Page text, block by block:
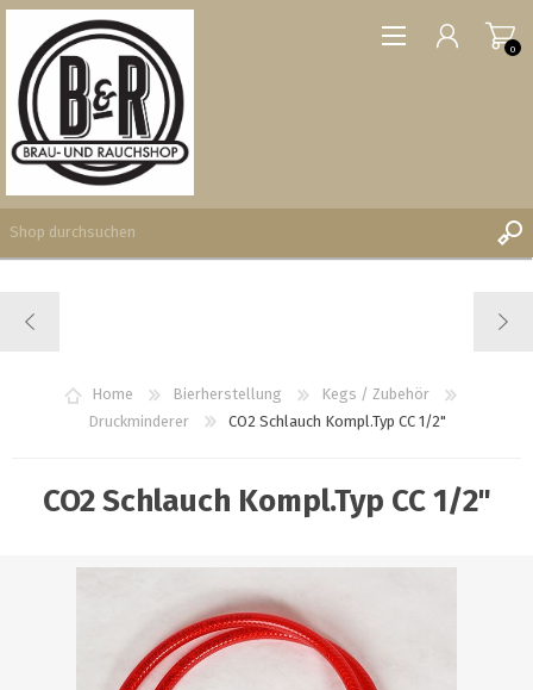
WUNSCHLISTE
0
0
Home Bierherstellung
Kegs / Zubehör
Druckminderer
CO2 Schlauch Kompl.Typ CC 1/2"
CO2 Schlauch Kompl.Typ CC 1/2"